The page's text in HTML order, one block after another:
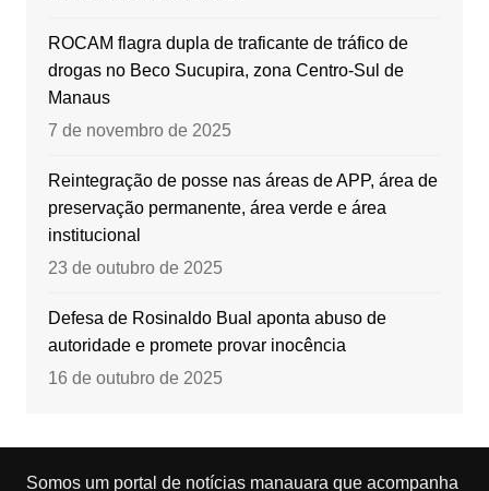
ROCAM flagra dupla de traficante de tráfico de
drogas no Beco Sucupira, zona Centro-Sul de
Manaus
7 de novembro de 2025
Reintegração de posse nas áreas de APP, área de
preservação permanente, área verde e área
institucional
23 de outubro de 2025
Defesa de Rosinaldo Bual aponta abuso de
autoridade e promete provar inocência
16 de outubro de 2025
Somos um portal de notícias manauara que acompanha